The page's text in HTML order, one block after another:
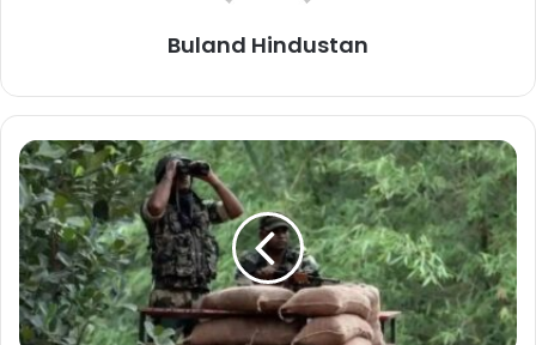
लाइफस्टाइल के संस्थापक की मुलाकात,
छत्तीसगढ़ में टेक्सटाइल और गारमेंट पार्क में
निवेश की इच्छा व्यक्त
November 11, 2025
घंटों बाद रेस्क्यू
गड्ढे में फंसे हाथी की चिंघाड़ सुनकर ग्रामीण जागे और वन विभाग को सूचना दी।
Buland Hindustan